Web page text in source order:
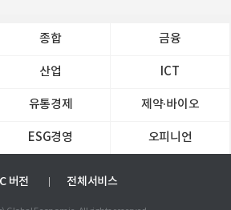
종합 금융
산업 ICT
유통경제 제약∙바이오
ESG경영 오피니언
버전 전체서비스